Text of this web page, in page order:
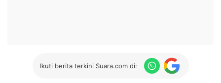
Ikuti berita terkini Suara.com di: